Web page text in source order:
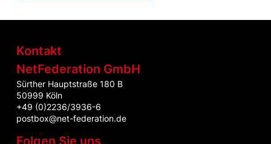
Kontakt
NetFederation GmbH
Sürther Hauptstraße 180 B
50999 Köln
+49 (0)2236/3936-6
postbox@net-federation.de
Folgen Sie uns